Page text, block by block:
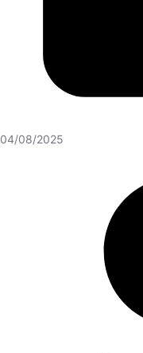
04/08/2025